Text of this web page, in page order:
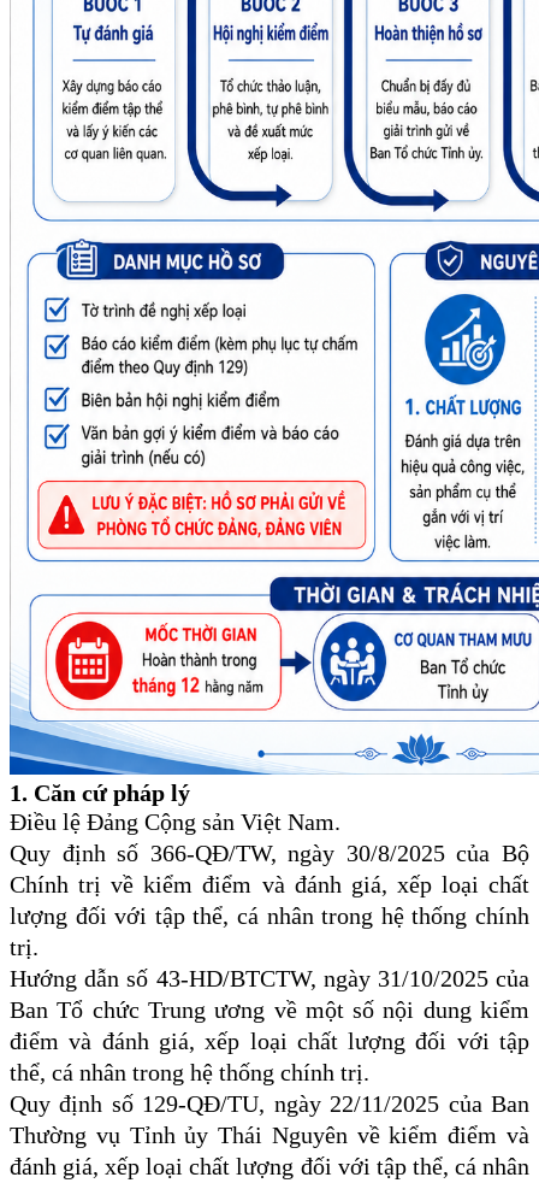
1. Căn cứ pháp lý
Điều lệ Đảng Cộng sản Việt Nam.
Quy định số 366-QĐ/TW, ngày 30/8/2025 của Bộ
Chính trị về kiểm điểm và đánh giá, xếp loại chất
lượng đối với tập thể, cá nhân trong hệ thống chính
trị.
Hướng dẫn số 43-HD/BTCTW, ngày 31/10/2025 của
Ban Tổ chức Trung ương về một số nội dung kiểm
điểm và đánh giá, xếp loại chất lượng đối với tập
thể, cá nhân trong hệ thống chính trị.
Quy định số 129-QĐ/TU, ngày 22/11/2025 của Ban
Thường vụ Tỉnh ủy Thái Nguyên về kiểm điểm và
đánh giá, xếp loại chất lượng đối với tập thể, cá nhân